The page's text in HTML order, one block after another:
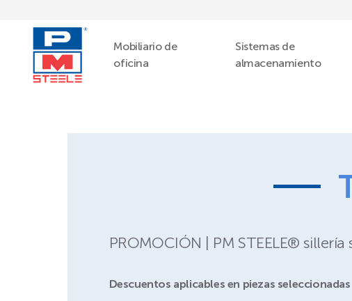
Mobiliario de
oficina
Sistemas de
almacenamiento
PROMOCIÓN | PM STEELE®
Descuentos aplicables en piezas seleccionadas